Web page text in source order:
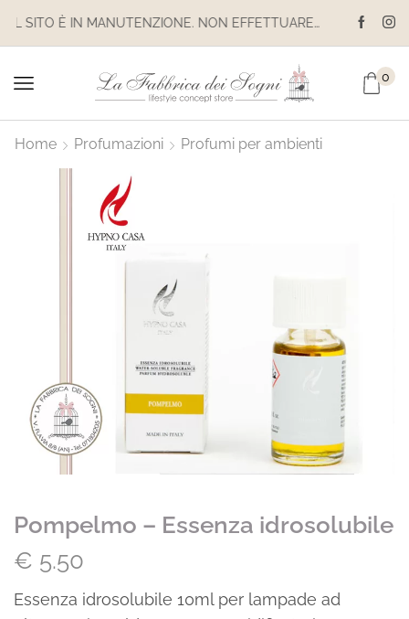
IL SITO È IN MANUTENZIONE. NON EFFETTUARE ACQUISTI. LE SPEDIZIONI SONO SOSPESE
0
Home Profumazioni Profumi per ambienti
Pompelmo – Essenza idrosolubile
€ 5.50
Essenza idrosolubile 10ml per lampade ad